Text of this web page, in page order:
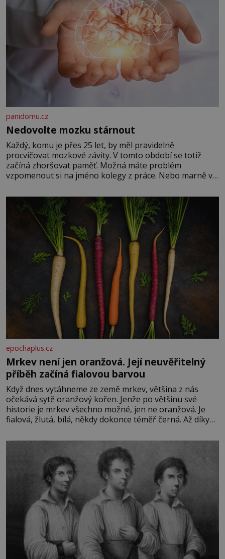
panidomu.cz
Nedovolte mozku stárnout
Každý, komu je přes 25 let, by měl pravidelně
procvičovat mozkové závity. V tomto období se totiž
začíná zhoršovat paměť. Možná máte problém
vzpomenout si na jméno kolegy z práce. Nebo marně v
Je to opravdu tak, s věkem jako kdyby se paměť
rozhodla stávkovat. Cvičte
epochaplus.cz
Mrkev není jen oranžová. Její neuvěřitelný
příběh začíná fialovou barvou
Když dnes vytáhneme ze země mrkev, většina z nás
očekává sytě oranžový kořen. Jenže po většinu své
historie je mrkev všechno možné, jen ne oranžová. Je
fialová, žlutá, bílá, někdy dokonce téměř černá. Až díky
bez které si českou zahradu ani nedokážeme představit.